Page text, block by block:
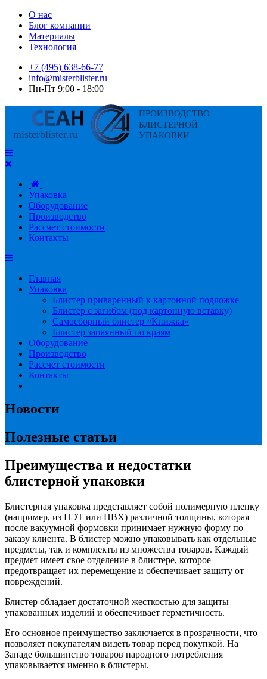
О нас
Блог компании
Материалы
Технология
+7 (495) 638-66-77
info@misterblister.ru
Пн-Пт 9:00 - 18:00
Упаковка
Оборудование
Производство
Рассчет стоимости
Контакты
Главная
Упаковка
Блистер приваренный к картонной подложке
Блистер с загибом (под картонную вставку)
Самосборный блистер «Книжка»
Блистер запаянный по краям
Оборудование
Производство
Рассчет стоимости
Контакты
Новости
Полезные статьи
Преимущества и недостатки
блистерной упаковки
Блистерная упаковка представляет собой полимерную пленку
(например, из ПЭТ или ПВХ) различной толщины, которая
после вакуумной формовки принимает нужную форму по
заказу клиента. В блистер можно упаковывать как отдельные
предметы, так и комплекты из множества товаров. Каждый
предмет имеет свое отделение в блистере, которое
предотвращает их перемещение и обеспечивает защиту от
повреждений.
Блистер обладает достаточной жесткостью для защиты
упакованных изделий и обеспечивает герметичность.
Его основное преимущество заключается в прозрачности, что
позволяет покупателям видеть товар перед покупкой. На
Западе большинство товаров народного потребления
упаковывается именно в блистеры.